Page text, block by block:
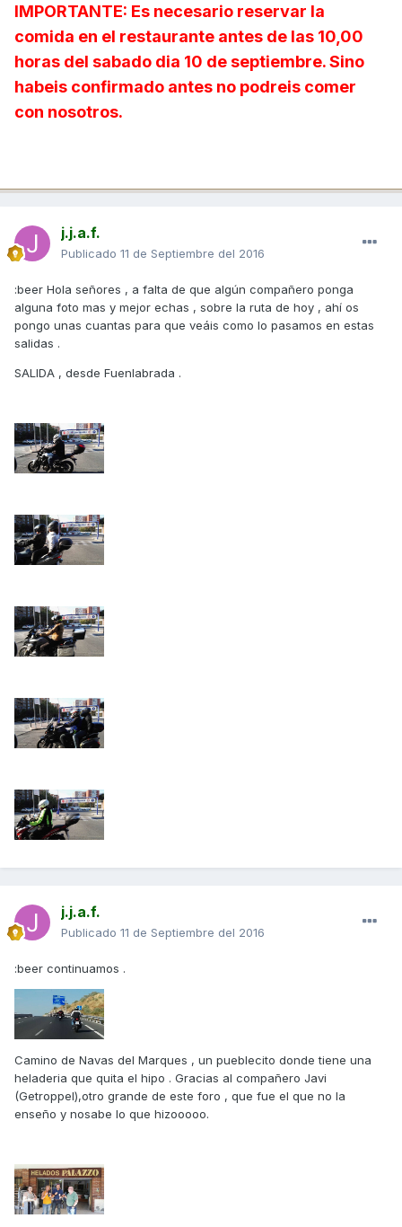
IMPORTANTE: Es necesario reservar la
comida en el restaurante antes de las 10,00
horas del sabado dia 10 de septiembre. Sino
habeis confirmado antes no podreis comer
con nosotros.
j.j.a.f.
Publicado 11 de Septiembre del 2016
:beer Hola señores , a falta de que algún compañero ponga
alguna foto mas y mejor echas , sobre la ruta de hoy , ahí os
pongo unas cuantas para que veáis como lo pasamos en estas
salidas .
SALIDA , desde Fuenlabrada .
j.j.a.f.
Publicado 11 de Septiembre del 2016
:beer continuamos .
Camino de Navas del Marques , un pueblecito donde tiene una
heladeria que quita el hipo . Gracias al compañero Javi
(Getroppel),otro grande de este foro , que fue el que no la
enseño y nosabe lo que hizooooo.